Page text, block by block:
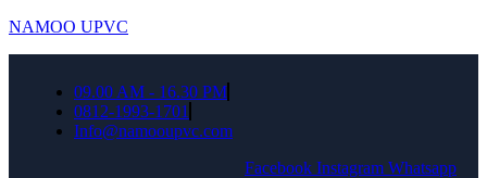
NAMOO UPVC
09.00 AM - 16.30 PM
0812-1993-1701
Info@namooupvc.com
Facebook Instagram Whatsapp